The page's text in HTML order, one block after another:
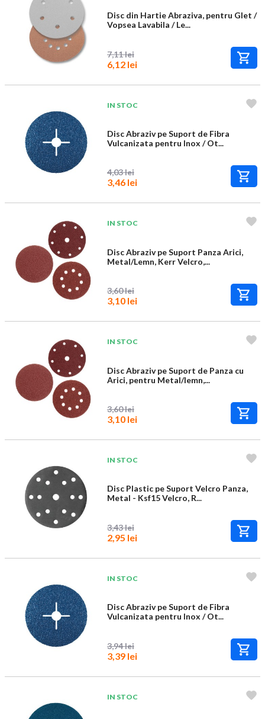
Disc din Hartie Abraziva, pentru Glet /
Vopsea Lavabila / Le...
7,11 lei
6,12 lei
IN STOC
Disc Abraziv pe Suport de Fibra
Vulcanizata pentru Inox / Ot...
4,03 lei
3,46 lei
IN STOC
Disc Abraziv pe Suport Panza Arici,
Metal/Lemn, Kerr Velcro,...
3,60 lei
3,10 lei
IN STOC
Disc Abraziv pe Suport de Panza cu
Arici, pentru Metal/lemn,...
3,60 lei
3,10 lei
IN STOC
Disc Plastic pe Suport Velcro Panza,
Metal - Ksf15 Velcro, R...
3,43 lei
2,95 lei
IN STOC
Disc Abraziv pe Suport de Fibra
Vulcanizata pentru Inox / Ot...
3,94 lei
3,39 lei
IN STOC